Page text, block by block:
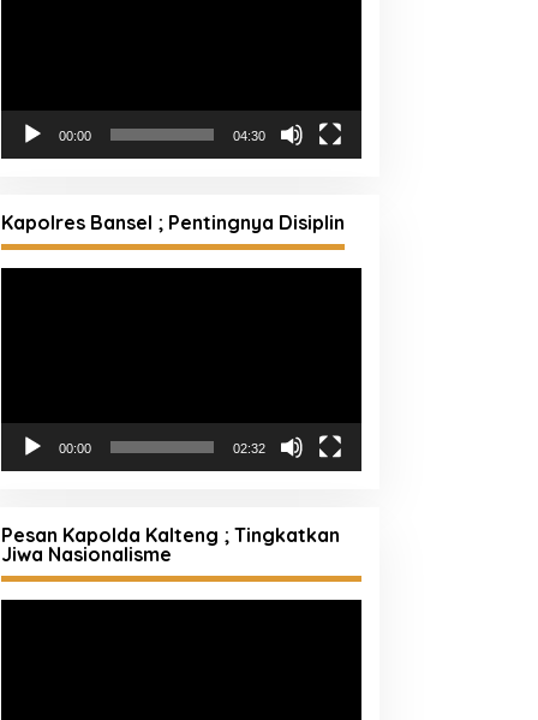
00:00 04:30
Kapolres Bansel ; Pentingnya Disiplin
00:00 02:32
Pesan Kapolda Kalteng ; Tingkatkan
Jiwa Nasionalisme